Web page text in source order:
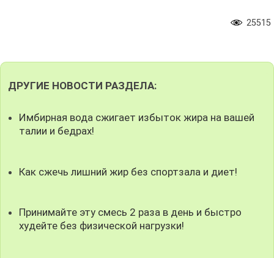
25515
ДРУГИЕ НОВОСТИ РАЗДЕЛА:
Имбирная вода сжигает избыток жира на вашей
талии и бедрах!
Как сжечь лишний жир без спортзала и диет!
Принимайте эту смесь 2 раза в день и быстро
худейте без физической нагрузки!